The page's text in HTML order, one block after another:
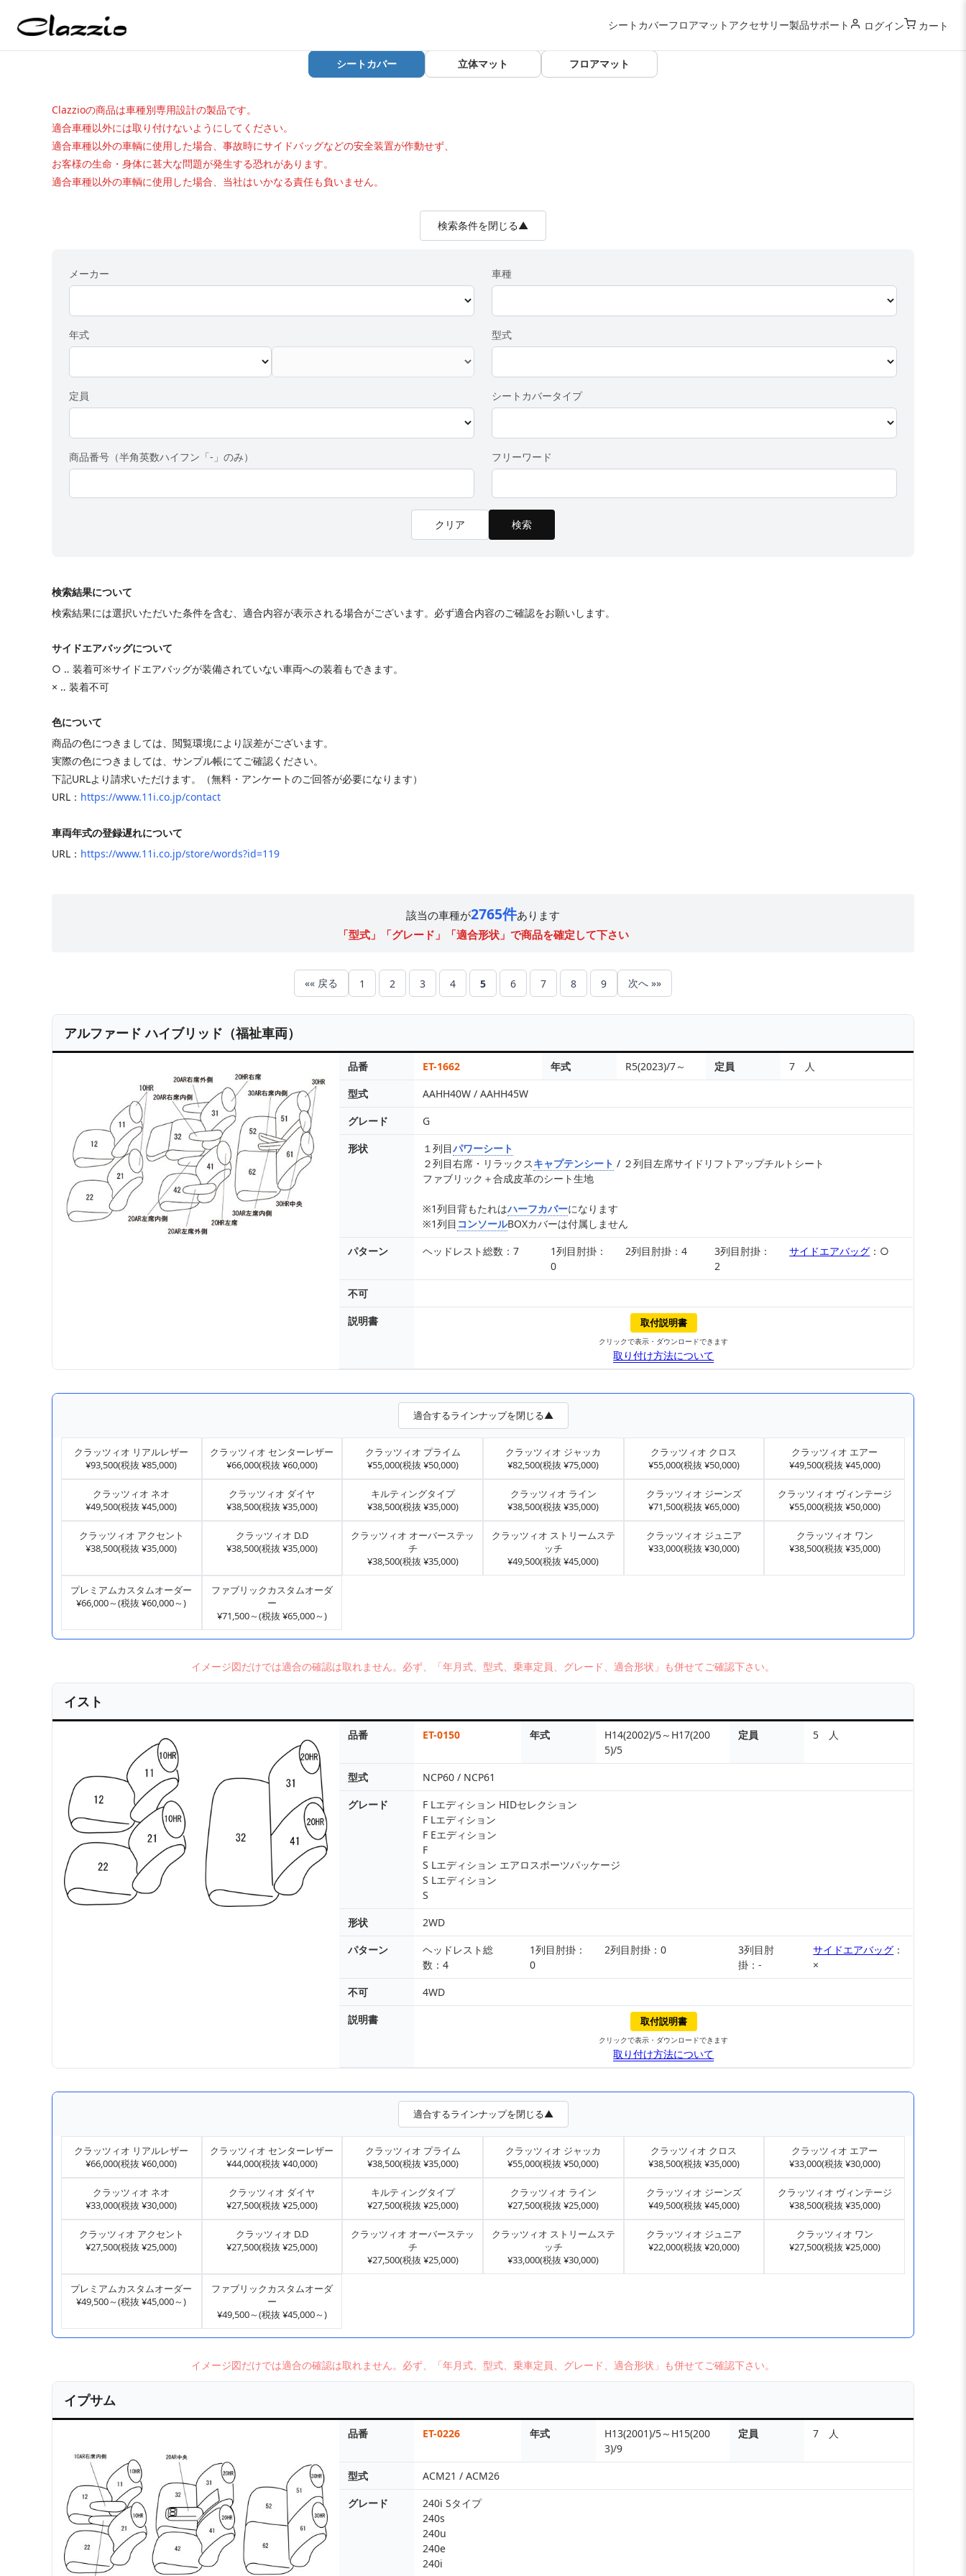
シートカバーフロアマット アクセサリー製品サポート ログイン カート
シートカバー 立体マット フロアマット
Clazzioの商品は車種別専用設計の製品です。
適合車種以外には取り付けないようにしてください。
適合車種以外の車輌に使用した場合、事故時にサイドバッグなどの安全装置が作動せず、
お客様の生命・身体に甚大な問題が発生する恐れがあります。
適合車種以外の車輌に使用した場合、当社はいかなる責任も負いません。
検索条件を閉じる▲
メーカー 車種
年式 型式
定員 シートカバータイプ
商品番号（半角英数ハイフン「-」のみ） フリーワード
クリア 検索
検索結果について
検索結果には選択いただいた条件を含む、適合内容が表示される場合がございます。必ず適合内容のご確認をお願いします。
サイドエアバッグについて
○ ‥ 装着可※サイドエアバッグが装備されていない車両への装着もできます。
× ‥ 装着不可
色について
商品の色につきましては、閲覧環境により誤差がございます。
実際の色につきましては、サンプル帳にてご確認ください。
下記URLより請求いただけます。（無料・アンケートのご回答が必要になります）
URL： https://www.11i.co.jp/contact
車両年式の登録遅れについて
URL： https://www.11i.co.jp/store/words?id=119
該当の車種が2765件あります
「型式」「グレード」「適合形状」で商品を確定して下さい
«« 戻る 1 2 3 4 5 6 7 8 9 次へ »»
アルファード ハイブリッド（福祉車両）
品番 ET-1662 年式 R5(2023)/7～ 定員
7 人
型式
AAHH40W / AAHH45W
グレード
G
形状
１列目パワーシート
２列目右席・リラックスキャプテンシート / ２列目左席サイドリフトアップチルトシート
ファブリック＋合成皮革のシート生地
※1列目背もたれはハーフカバーになります
※1列目 コンソールBOXカバーは付属しません
パターン
ヘッドレスト総数：7
1列目肘掛：
0
2列目肘掛：4
3列目肘掛：
2
サイドエアバッグ ：○
不可
説明書
取付説明書
クリックで表示・ダウンロードできます
取り付け方法について
適合するラインナップを閉じる▲
クラッツィオ リアルレザー
¥93,500(税抜 ¥85,000)
クラッツィオ センターレザー
¥66,000(税抜 ¥60,000)
クラッツィオ プライム
¥55,000(税抜 ¥50,000)
クラッツィオ ジャッカ
¥82,500(税抜 ¥75,000)
クラッツィオ クロス
¥55,000(税抜 ¥50,000)
クラッツィオ エアー
¥49,500(税抜 ¥45,000)
クラッツィオ ネオ
¥49,500(税抜 ¥45,000)
クラッツィオ ダイヤ
¥38,500(税抜 ¥35,000)
キルティングタイプ
¥38,500(税抜 ¥35,000)
クラッツィオ ライン
¥38,500(税抜 ¥35,000)
クラッツィオ ジーンズ
¥71,500(税抜 ¥65,000)
クラッツィオ ヴィンテージ
¥55,000(税抜 ¥50,000)
クラッツィオ アクセント
¥38,500(税抜 ¥35,000)
クラッツィオ D.D
¥38,500(税抜 ¥35,000)
クラッツィオ オーバーステッ
チ
¥38,500(税抜 ¥35,000)
クラッツィオ ストリームステ
ッチ
¥49,500(税抜 ¥45,000)
クラッツィオ ジュニア
¥33,000(税抜 ¥30,000)
クラッツィオ ワン
¥38,500(税抜 ¥35,000)
プレミアムカスタムオーダー
¥66,000～(税抜 ¥60,000～)
ファブリックカスタムオーダ
ー
¥71,500～(税抜 ¥65,000～)
イメージ図だけでは適合の確認は取れません。必ず、「年月式、型式、乗車定員、グレード、適合形状」も併せてご確認下さい。
イスト
品番 ET-0150 年式
H14(2002)/5～H17(200
5)/5
定員 5 人
型式
NCP60 / NCP61
グレード
F Lエディション HIDセレクション
F Lエディション
F Eエディション
F
S Lエディション エアロスポーツパッケージ
S Lエディション
S
形状
2WD
パターン
ヘッドレスト総
数：4
1列目肘掛：
0
2列目肘掛：0
3列目肘
掛：-
サイドエアバッグ ：
×
不可
4WD
説明書
取付説明書
クリックで表示・ダウンロードできます
取り付け方法について
適合するラインナップを閉じる▲
クラッツィオ リアルレザー
¥66,000(税抜 ¥60,000)
クラッツィオ センターレザー
¥44,000(税抜 ¥40,000)
クラッツィオ プライム
¥38,500(税抜 ¥35,000)
クラッツィオ ジャッカ
¥55,000(税抜 ¥50,000)
クラッツィオ クロス
¥38,500(税抜 ¥35,000)
クラッツィオ エアー
¥33,000(税抜 ¥30,000)
クラッツィオ ネオ
¥33,000(税抜 ¥30,000)
クラッツィオ ダイヤ
¥27,500(税抜 ¥25,000)
キルティングタイプ
¥27,500(税抜 ¥25,000)
クラッツィオ ライン
¥27,500(税抜 ¥25,000)
クラッツィオ ジーンズ
¥49,500(税抜 ¥45,000)
クラッツィオ ヴィンテージ
¥38,500(税抜 ¥35,000)
クラッツィオ アクセント
¥27,500(税抜 ¥25,000)
クラッツィオ D.D
¥27,500(税抜 ¥25,000)
クラッツィオ オーバーステッ
チ
¥27,500(税抜 ¥25,000)
クラッツィオ ストリームステ
ッチ
¥33,000(税抜 ¥30,000)
クラッツィオ ジュニア
¥22,000(税抜 ¥20,000)
クラッツィオ ワン
¥27,500(税抜 ¥25,000)
プレミアムカスタムオーダー
¥49,500～(税抜 ¥45,000～)
ファブリックカスタムオーダ
ー
¥49,500～(税抜 ¥45,000～)
イメージ図だけでは適合の確認は取れません。必ず、「年月式、型式、乗車定員、グレード、適合形状」も併せてご確認下さい。
イプサム
品番 ET-0226 年式
H13(2001)/5～H15(200
3)/9
定員 7 人
型式
ACM21 / ACM26
グレード
240i Sタイプ
240s
240u
240e
240i